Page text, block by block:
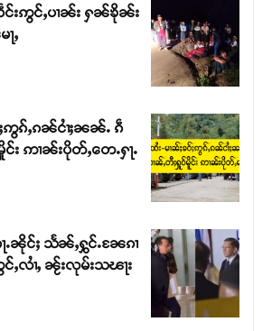
င်ၸႂ်ၵူၼ်းမိူင်း ၵူႈတီႈၵူႈလႅၼ်ပေႃးတေၸွ
ၾႃႉၼၼ်ႉ ၶဝ်ႈႁူမ်ႈၵမ်ႉထႅမ် ၸုမ်းၶၢ
ႈတွႆႇႁွၵ်ႈ လႆႈယူႇၶႃႈဢေႃႈ။
းဢွင်ႇပၢၼ်း ႁၼ်ၶိုၼ်း
ႇ
ဢွၵ်ႇၵၼ်ငၢႆႈၼၼ်ႉ ၵဵ
း ဢၢၼ်းပိုတ်ႇတေႉႁႃႉ
ၼိုင်ႈ သႅၼ်ႇႁွင်ႉၼႄၵၢ
ႇလၢႆႇ ၼႂ်းလုမ်းသၽႃး